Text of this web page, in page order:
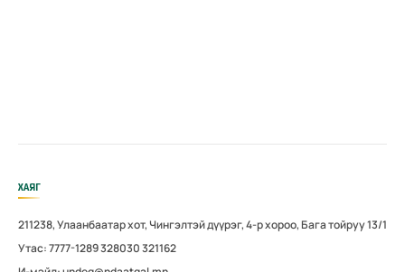
ХАЯГ
211238, Улаанбаатар хот, Чингэлтэй дүүрэг, 4-р хороо, Бага тойруу 13/1
Утас: 7777-1289 328030 321162